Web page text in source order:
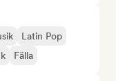
Latin Pop
Fälla